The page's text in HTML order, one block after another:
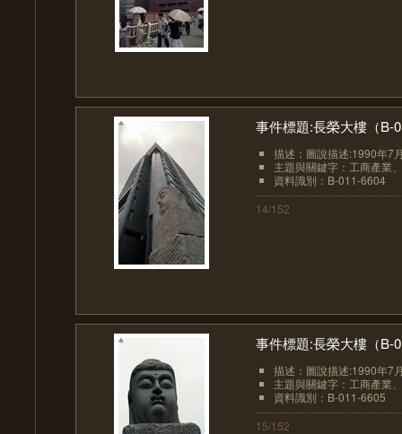
事件標題:長榮大樓（B-
描述：圖說描述:1990年7
主題與關鍵字：工商產業
資料識別：B-011-6604
14/152
事件標題:長榮大樓（B-
描述：圖說描述:1990年7
主題與關鍵字：工商產業
資料識別：B-011-6605
15/152